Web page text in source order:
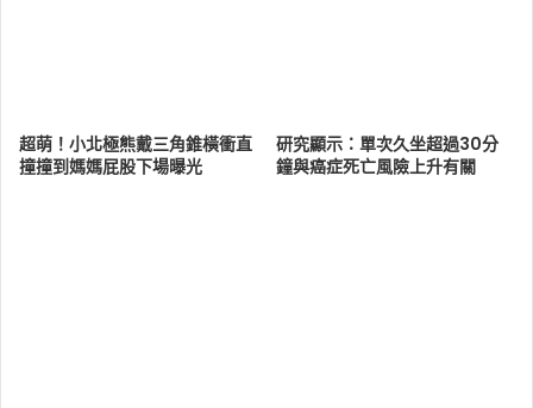
超萌！小北極熊戴三角錐橫衝直
撞撞到媽媽屁股下場曝光
研究顯示：單次久坐超過30分
鐘與癌症死亡風險上升有關